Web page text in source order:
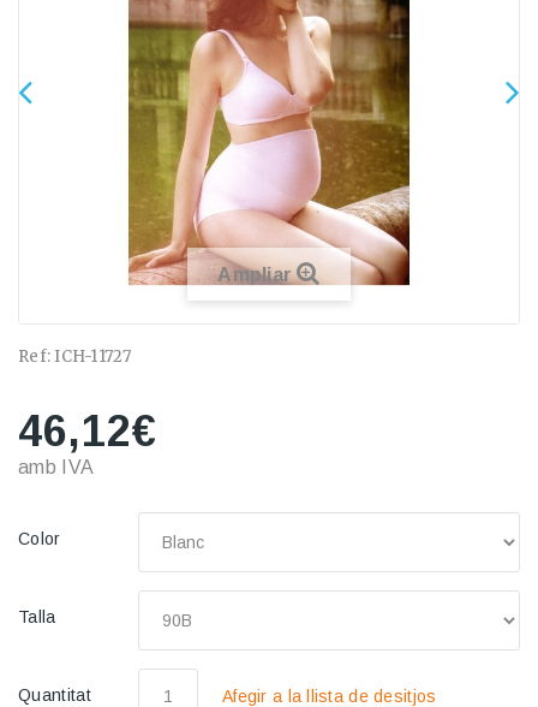
Ampliar
Ref: ICH-11727
46,12€
amb IVA
Color
Talla
Quantitat Afegir a la llista de desitjos